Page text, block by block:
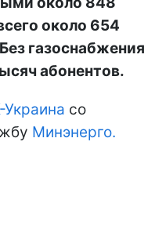
около 654
газоснабжения
абонентов.
Украина со
Минэнерго.